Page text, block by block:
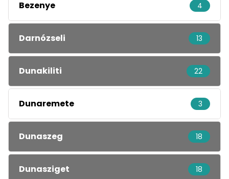
Bezenye 4
Darnózseli 13
Dunakiliti 22
Dunaremete 3
Dunaszeg 18
Dunasziget 18